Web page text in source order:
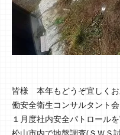
皆様 本年もどうぞ宜しく
働安全衛生コンサルタン
１月度社内安全パトロール